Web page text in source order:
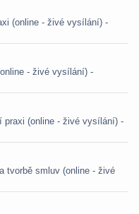
(online - živé vysílání) -
- živé vysílání) -
praxi (online - živé vysílání) -
tvorbě smluv (online - živé